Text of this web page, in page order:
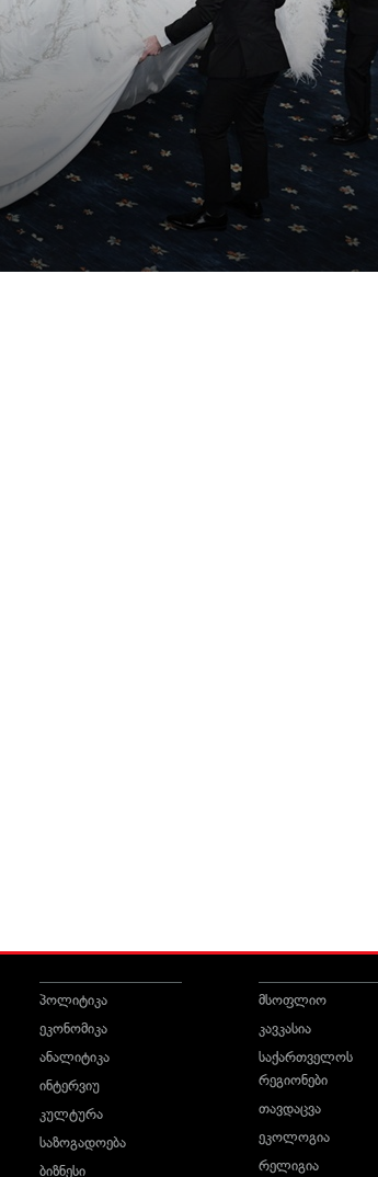
პოლიტიკა
ეკონომიკა
ანალიტიკა
ინტერვიუ
კულტურა
საზოგადოება
ბიზნესი
მსოფლიო
კავკასია
საქართველოს
რეგიონები
თავდაცვა
ეკოლოგია
რელიგია